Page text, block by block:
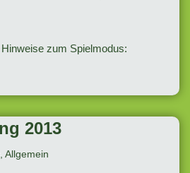
zum Spielmodus:
2013
Allgemein